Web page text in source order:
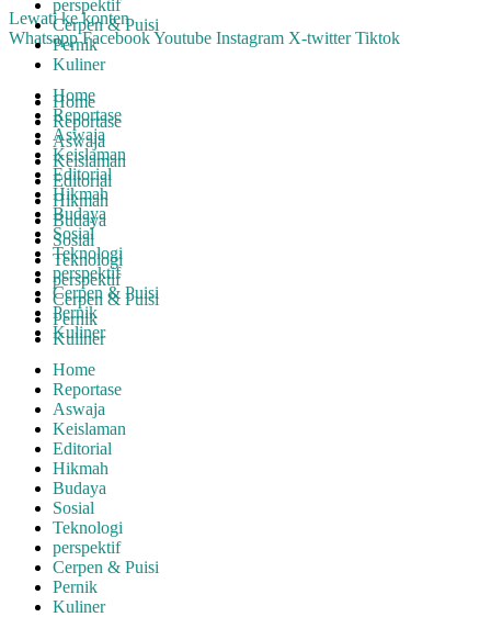
Lewati ke konten
Whatsapp FacebookYoutube Instagram X-twitter Tiktok
Home
Reportase
Aswaja
Keislaman
Editorial
Hikmah
Budaya
Sosial
Teknologi
perspektif
Cerpen & Puisi
Pernik
Kuliner
Home
Reportase
Aswaja
Keislaman
Editorial
Hikmah
Budaya
Sosial
Teknologi
perspektif
Cerpen & Puisi
Pernik
Kuliner
perspektif
Cerpen & Puisi
Pernik
Kuliner
Home
Reportase
Aswaja
Keislaman
Editorial
Hikmah
Budaya
Sosial
Teknologi
perspektif
Cerpen & Puisi
Pernik
Kuliner